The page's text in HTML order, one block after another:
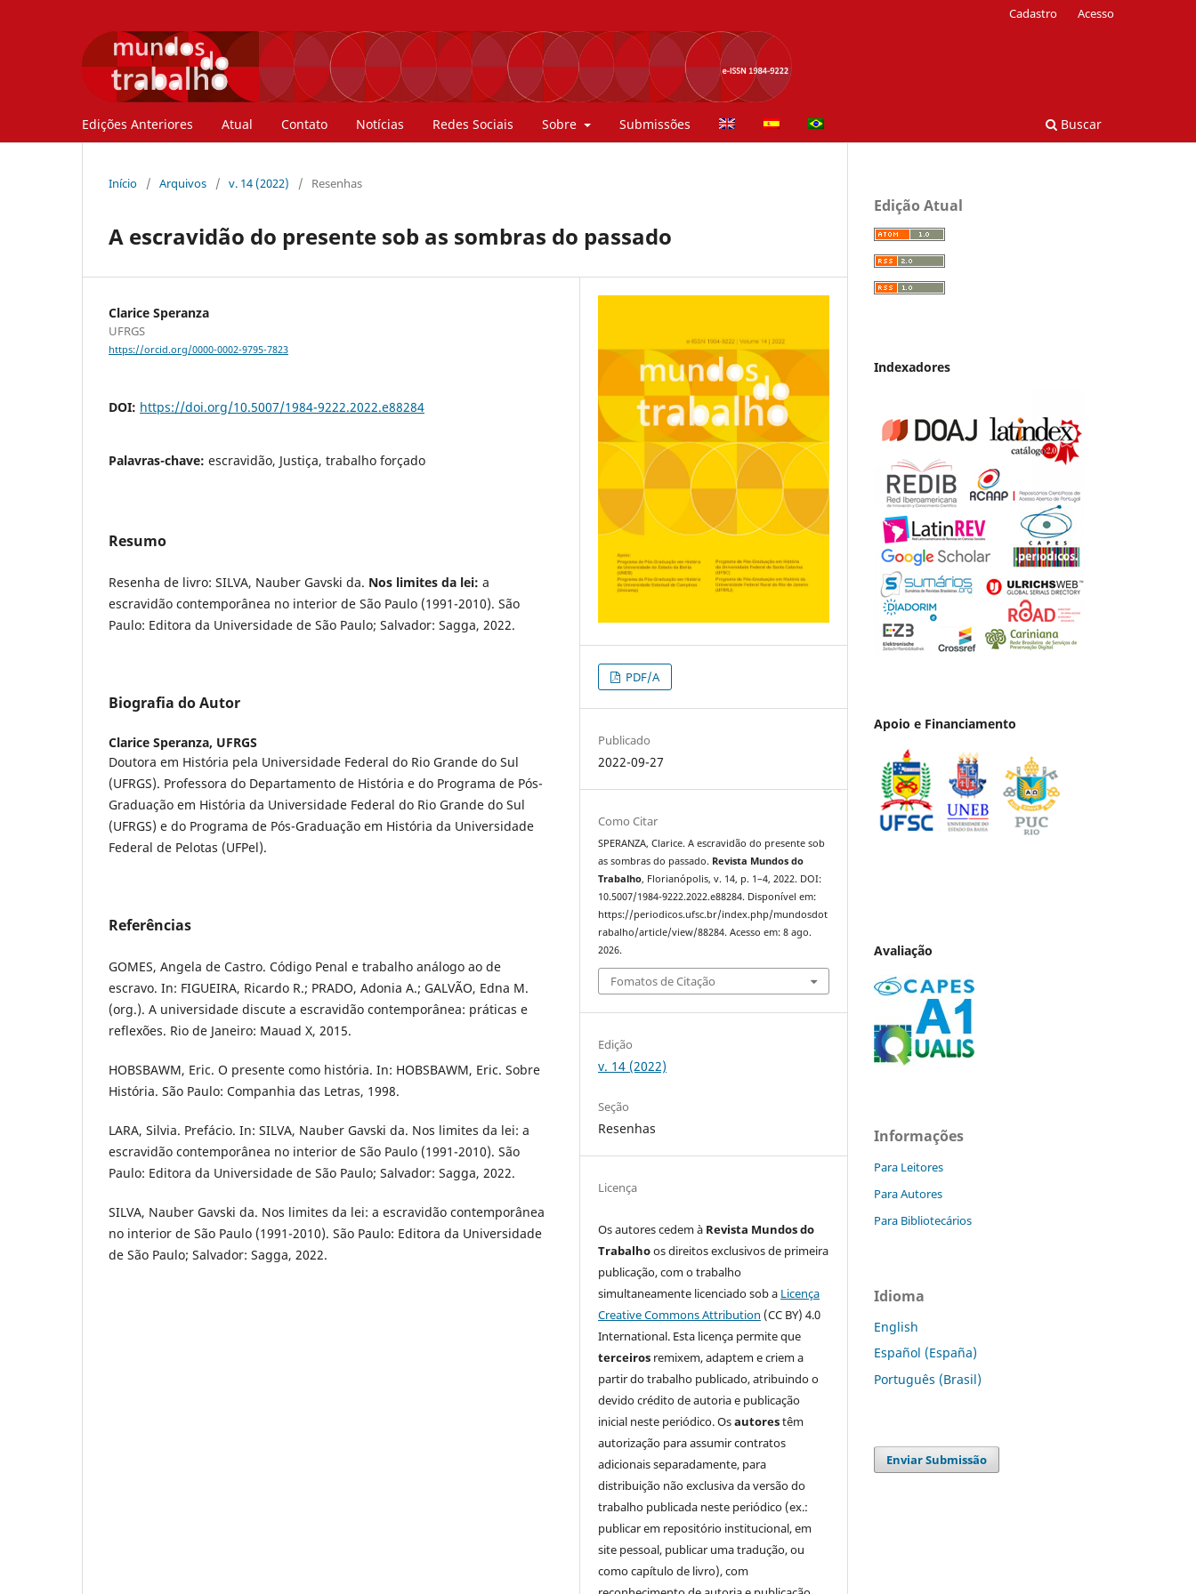
Edições Anteriores Atual Contato Notícias Redes Sociais Sobre Submissões Buscar
Cadastro Acesso
Início / Arquivos / v. 14 (2022) / Resenhas
A escravidão do presente sob as sombras do passado
Clarice Speranza
UFRGS
https://orcid.org/0000-0002-9795-7823
DOI: https://doi.org/10.5007/1984-9222.2022.e88284
Palavras-chave: escravidão, Justiça, trabalho forçado
Resumo
Resenha de livro: SILVA, Nauber Gavski da. Nos limites da lei: a
escravidão contemporânea no interior de São Paulo (1991-2010). São
Paulo: Editora da Universidade de São Paulo; Salvador: Sagga, 2022.
Biografia do Autor
Clarice Speranza, UFRGS
Doutora em História pela Universidade Federal do Rio Grande do Sul
(UFRGS). Professora do Departamento de História e do Programa de Pós-
Graduação em História da Universidade Federal do Rio Grande do Sul
(UFRGS) e do Programa de Pós-Graduação em História da Universidade
Federal de Pelotas (UFPel).
Referências
GOMES, Angela de Castro. Código Penal e trabalho análogo ao de
escravo. In: FIGUEIRA, Ricardo R.; PRADO, Adonia A.; GALVÃO, Edna M.
(org.). A universidade discute a escravidão contemporânea: práticas e
reflexões. Rio de Janeiro: Mauad X, 2015.
HOBSBAWM, Eric. O presente como história. In: HOBSBAWM, Eric. Sobre
História. São Paulo: Companhia das Letras, 1998.
LARA, Silvia. Prefácio. In: SILVA, Nauber Gavski da. Nos limites da lei: a
escravidão contemporânea no interior de São Paulo (1991-2010). São
Paulo: Editora da Universidade de São Paulo; Salvador: Sagga, 2022.
SILVA, Nauber Gavski da. Nos limites da lei: a escravidão contemporânea
no interior de São Paulo (1991-2010). São Paulo: Editora da Universidade
de São Paulo; Salvador: Sagga, 2022.
PDF/A
Publicado
2022-09-27
Como Citar
SPERANZA, Clarice. A escravidão do presente sob
as sombras do passado. Revista Mundos do
Trabalho, Florianópolis, v. 14, p. 1–4, 2022. DOI:
10.5007/1984-9222.2022.e88284. Disponível em:
https://periodicos.ufsc.br/index.php/mundosdot
rabalho/article/view/88284. Acesso em: 8 ago.
2026.
Fomatos de Citação
Edição
v. 14 (2022)
Seção
Resenhas
Licença
Os autores cedem à Revista Mundos do
Trabalhoos direitos exclusivos de primeira
publicação, com o trabalho
simultaneamente licenciado sob a Licença
Creative Commons Attribution (CC BY) 4.0
International. Esta licença permite que
terceiros remixem, adaptem e criem a
partir do trabalho publicado, atribuindo o
devido crédito de autoria e publicação
inicial neste periódico. Osautorestêm
autorização para assumir contratos
adicionais separadamente, para
distribuição não exclusiva da versão do
trabalho publicada neste periódico (ex.:
publicar em repositório institucional, em
site pessoal, publicar uma tradução, ou
como capítulo de livro), com
Edição Atual
Indexadores
Apoio e Financiamento
Avaliação
Informações
Para Leitores
Para Autores
Para Bibliotecários
Idioma
English
Español (España)
Português (Brasil)
Enviar Submissão